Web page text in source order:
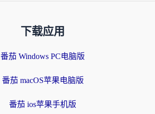
下载应用
番茄 Windows PC电脑版
番茄 macOS苹果电脑版
番茄 ios苹果手机版